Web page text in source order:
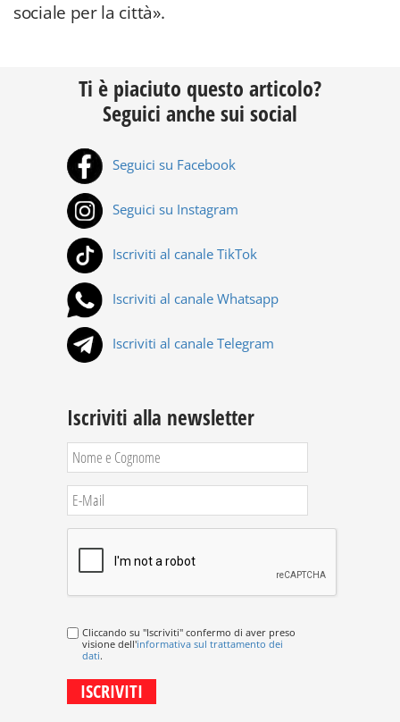
sociale per la città».
Ti è piaciuto questo articolo?
Seguici anche sui social
Seguici su Facebook
Seguici su Instagram
Iscriviti al canale TikTok
Iscriviti al canale Whatsapp
Iscriviti al canale Telegram
Iscriviti alla newsletter
Cliccando su "Iscriviti" confermo di aver preso
visione dell'informativa sul trattamento dei
dati.